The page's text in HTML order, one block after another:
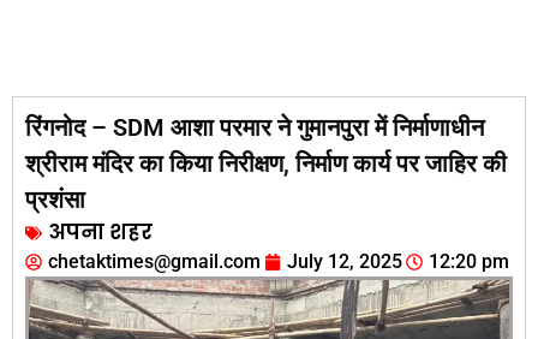
रिंगनोद – SDM आशा परमार ने गुमानपुरा में निर्माणाधीन
श्रीराम मंदिर का किया निरीक्षण, निर्माण कार्य पर जाहिर की
प्रशंसा
अपना शहर
chetaktimes@gmail.com July 12, 2025 12:20 pm